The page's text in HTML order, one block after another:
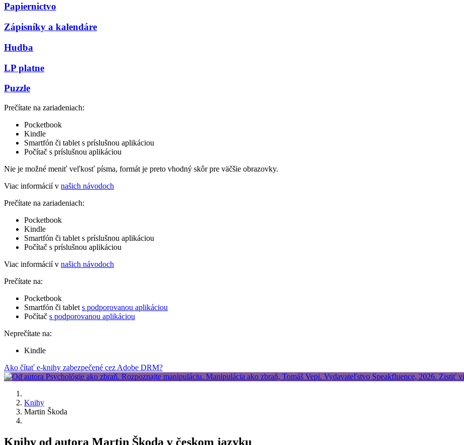
Papiernictvo
Zápisníky a kalendáre
Hudba
LP platne
Puzzle
Prečítate na zariadeniach:
Pocketbook
Kindle
Smartfón či tablet s príslušnou aplikáciou
Počítač s príslušnou aplikáciou
Nie je možné meniť veľkosť písma, formát je preto vhodný skôr pre väčšie obrazovky.
Viac informácií v našich návodoch
Prečítate na zariadeniach:
Pocketbook
Kindle
Smartfón či tablet s príslušnou aplikáciou
Počítač s príslušnou aplikáciou
Viac informácií v našich návodoch
Prečítate na:
Pocketbook
Smartfón či tablet s podporovanou aplikáciou
Počítač s podporovanou aplikáciou
Neprečítate na:
Kindle
Ako čítať e-knihy zabezpečené cez Adobe DRM?
Knihy
Martin Škoda
Knihy od autora Martin Škoda v českom jazyku